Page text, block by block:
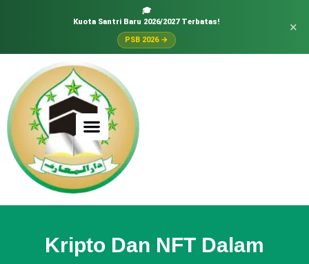
🎓
Kuota Santri Baru 2026/2027 Terbatas!
PSB 2026 →
×
Kripto Dan NFT Dalam